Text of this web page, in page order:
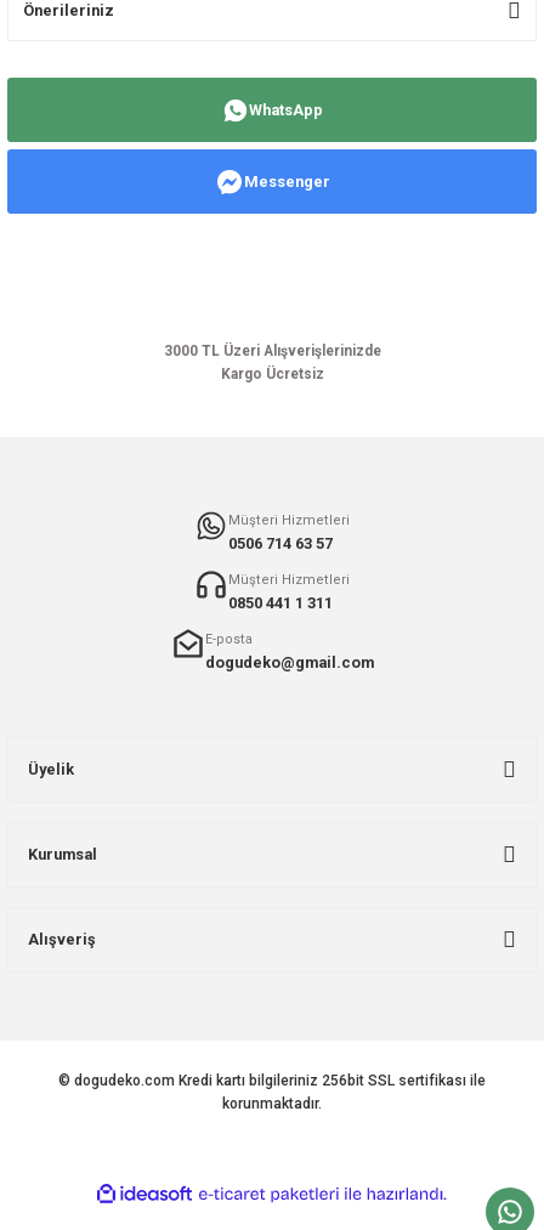
Önerileriniz
Ürün resmi kalitesiz, bozuk veya görüntülenemiyor.
WhatsApp
Messenger
3000 TL Üzeri Alışverişlerinizde
Kargo Ücretsiz
Müşteri Hizmetleri
0506 714 63 57
Müşteri Hizmetleri
0850 441 1 311
E-posta
dogudeko@gmail.com
Üyelik
Kurumsal
Alışveriş
© dogudeko.com Kredi kartı bilgileriniz 256bit SSL sertifikası ile
korunmaktadır.
ideasoft
e-
hazırlandı.